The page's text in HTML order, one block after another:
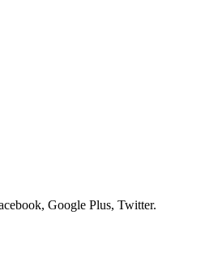
Google Plus, Twitter.